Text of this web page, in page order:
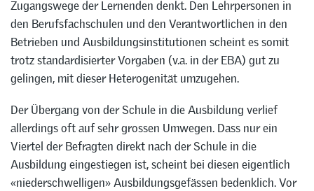
Zugangswege der Lernenden denkt. Den Lehrpersonen in
den Berufsfachschulen und den Verantwortlichen in den
Betrieben und Ausbildungsinstitutionen scheint es somit
trotz standardisierter Vorgaben (v.a. in der EBA) gut zu
gelingen, mit dieser Heterogenität umzugehen.
Der Übergang von der Schule in die Ausbildung verlief
allerdings oft auf sehr grossen Umwegen. Dass nur ein
Viertel der Befragten direkt nach der Schule in die
Ausbildung eingestiegen ist, scheint bei diesen eigentlich
«niederschwelligen» Ausbildungsgefässen bedenklich. Vor